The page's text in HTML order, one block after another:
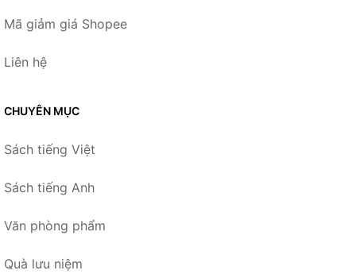
Mã giảm giá Shopee
Liên hệ
CHUYÊN MỤC
Sách tiếng Việt
Sách tiếng Anh
Văn phòng phẩm
Quà lưu niệm